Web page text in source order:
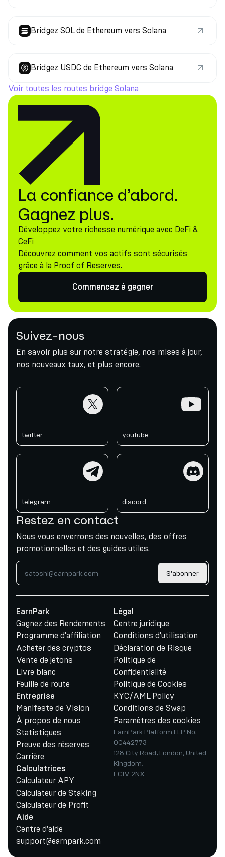
Bridgez SOL de Ethereum vers Solana
Bridgez USDC de Ethereum vers Solana
Voir toutes les routes bridge Solana
La confiance d’abord.
Gagnez plus.
Développez votre richesse numérique avec DeFi &
CeFi
Découvrez comment vos actifs sont sécurisés
grâce à la Proof of Reserves.
Commencez à gagner
Suivez-nous
En savoir plus sur notre stratégie, nos mises à jour,
nos nouveaux taux, et plus encore.
twitter youtube
telegram discord
Restez en contact
Nous vous enverrons des nouvelles, des offres
promotionnelles et des guides utiles.
S'abonner
EarnPark
Gagnez des Rendements
Programme d'affiliation
Acheter des cryptos
Vente de jetons
Livre blanc
Feuille de route
Entreprise
Manifeste de Vision
À propos de nous
Statistiques
Preuve des réserves
Carrière
Calculatrices
Calculateur APY
Calculateur de Staking
Calculateur de Profit
Aide
Centre d'aide
support@earnpark.com
Légal
Centre juridique
Conditions d'utilisation
Déclaration de Risque
Politique de
Confidentialité
Politique de Cookies
KYC/AML Policy
Conditions de Swap
Paramètres des cookies
EarnPark Platform LLP No.
OC442773
128 City Road, London, United
Kingdom,
EC1V 2NX